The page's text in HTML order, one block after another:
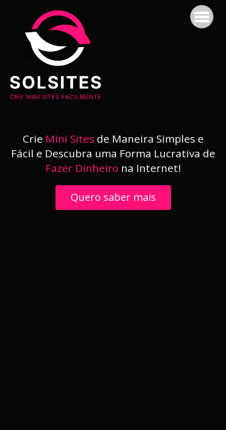
Crie Mini Sites de Maneira Simples e
Fácil e Descubra uma Forma Lucrativa de
Fazer Dinheiro na Internet!
Quero saber mais